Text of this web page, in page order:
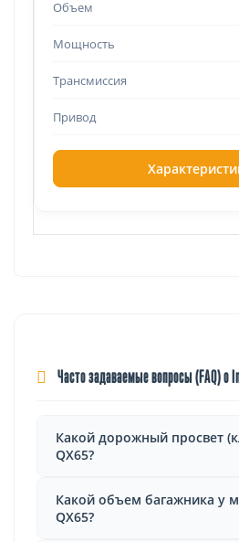
Часто задаваемые вопросы (FAQ) о
Какой дорожный просвет
QX65?
Какой объем багажника у
QX65?